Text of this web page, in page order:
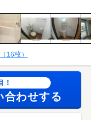
16枚）
！
合わせする